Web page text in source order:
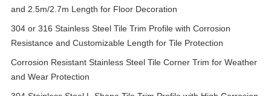
and 2.5m/2.7m Length for Floor Decoration
304 or 316 Stainless Steel Tile Trim Profile with Corrosion
Resistance and Customizable Length for Tile Protection
Corrosion Resistant Stainless Steel Tile Corner Trim for Weather
and Wear Protection